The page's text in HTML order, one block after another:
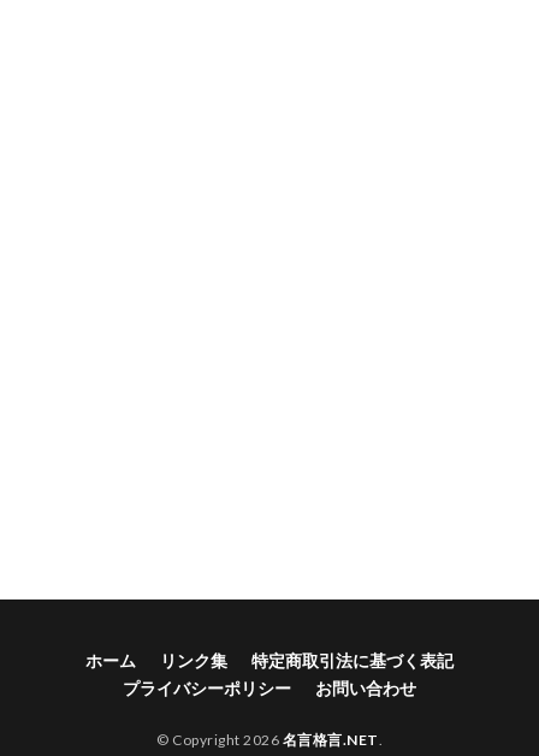
ホーム リンク集
特定商取引法に基づく表記
プライバシーポリシー
お問い合わせ
© Copyright 2026 名言格言.NET.